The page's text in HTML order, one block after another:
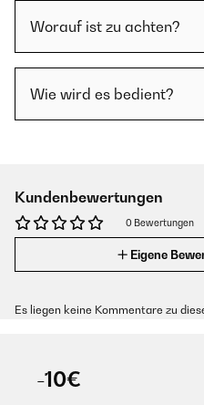
Worauf ist zu achten?
Wie wird es bedient?
Kundenbewertungen
0 Bewertungen
Eigene
Es liegen keine Kommentare zu
-10€